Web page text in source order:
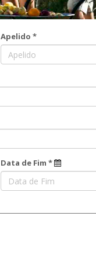
Apelido *
Data de Fim *